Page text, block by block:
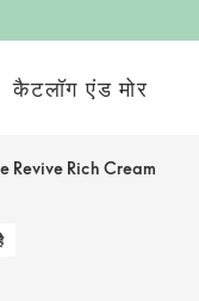
कैटलॉग एंड मोर
Revive Rich Cream